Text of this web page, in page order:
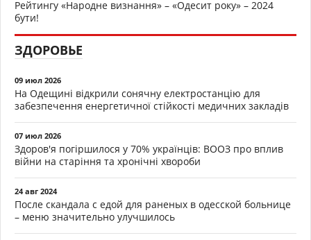
Рейтингу «Народне визнання» – «Одесит року» – 2024
бути!
ЗДОРОВЬЕ
09 июл 2026
На Одещині відкрили сонячну електростанцію для
забезпечення енергетичної стійкості медичних закладів
07 июл 2026
Здоров'я погіршилося у 70% українців: ВООЗ про вплив
війни на старіння та хронічні хвороби
24 авг 2024
После скандала с едой для раненых в одесской больнице
– меню значительно улучшилось